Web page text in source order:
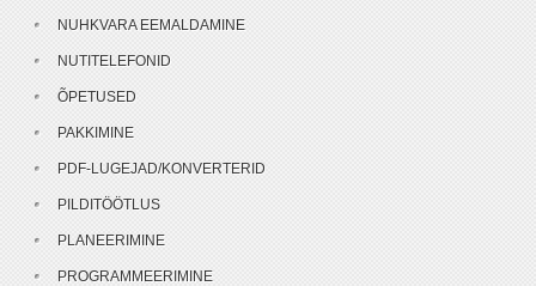
NUHKVARA EEMALDAMINE
NUTITELEFONID
ÕPETUSED
PAKKIMINE
PDF-LUGEJAD/KONVERTERID
PILDITÖÖTLUS
PLANEERIMINE
PROGRAMMEERIMINE